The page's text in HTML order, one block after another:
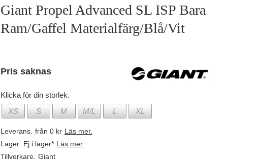
Giant Propel Advanced SL ISP Bara
Ram/Gaffel Materialfärg/Blå/Vit
Pris saknas
Klicka för din storlek.
XS
S M M/L L XL
Leverans. från 0 kr Läs mer.
Lager. Ej i lager* Läs mer.
Tillverkare. Giant